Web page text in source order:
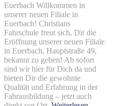
Euerbach Willkommen in
unserer neuen Filiale in
Euerbach! Christians
Fahrschule freut sich, Dir die
Eröffnung unserer neuen Filiale
in Euerbach, Hauptstraße 49,
bekannt zu geben! Ab sofort
sind wir hier für Dich da und
bieten Dir die gewohnte
Qualität und Erfahrung in der
Fahrausbildung – jetzt auch